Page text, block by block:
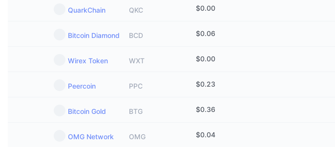
QuarkChain QKC $0.00
Bitcoin Diamond BCD $0.06
Wirex Token WXT $0.00
Peercoin PPC $0.23
Bitcoin Gold BTG $0.36
OMG Network OMG $0.04